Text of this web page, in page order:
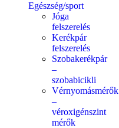
Egészség/sport
Jóga
felszerelés
Kerékpár
felszerelés
Szobakerékpár
–
szobabicikli
Vérnyomásmérők
–
véroxigénszint
mérők